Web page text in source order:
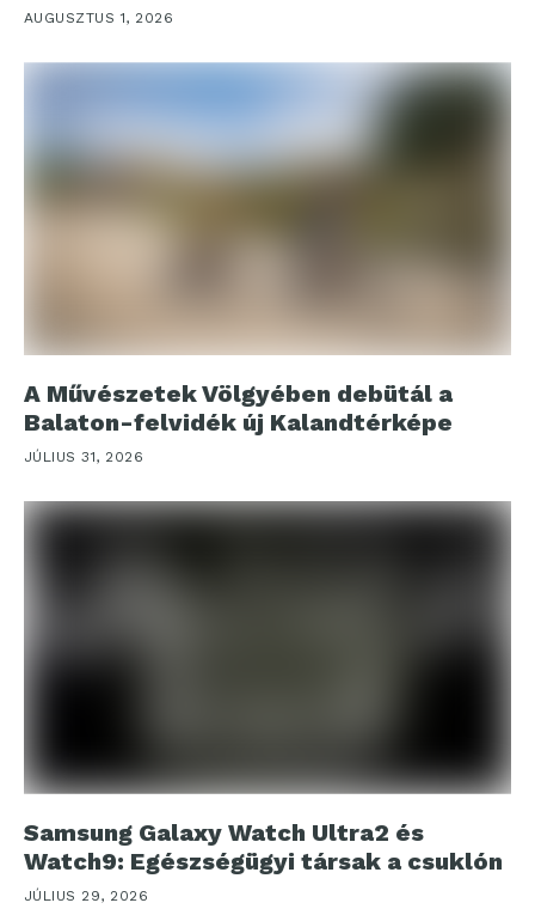
AUGUSZTUS 1, 2026
A Művészetek Völgyében debütál a
Balaton-felvidék új Kalandtérképe
JÚLIUS 31, 2026
Samsung Galaxy Watch Ultra2 és
Watch9: Egészségügyi társak a csuklón
JÚLIUS 29, 2026